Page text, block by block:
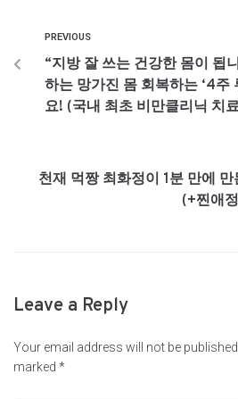
PREVIOUS
“지방 잘 쓰는 건강한 몸이 됩
하는 망가진 몸 회복하는 ‘4주
요! (국내 최초 비만클리닉 치
천재 먹짱 최화정이 1분 만에
(+찐애
Leave a Reply
Your email address will not be published.
marked *